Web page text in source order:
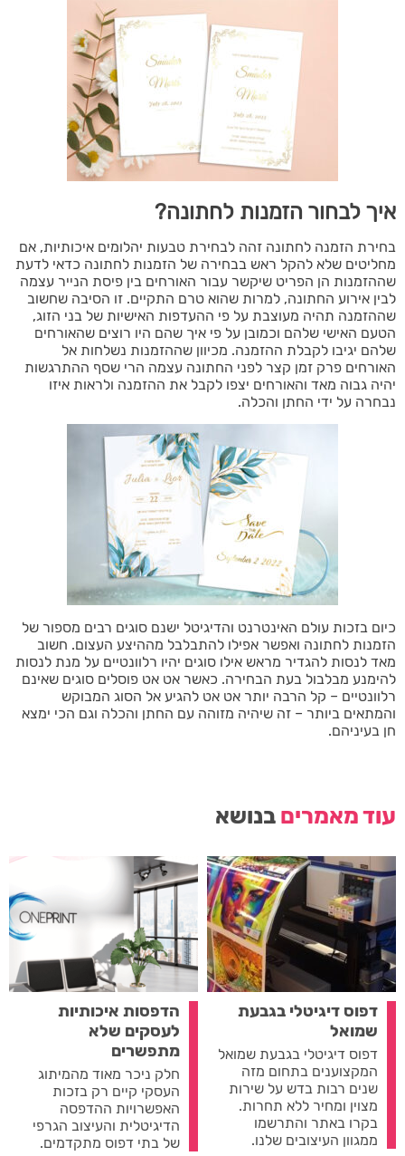
איך לבחור הזמנות לחתונה?
בחירת הזמנה לחתונה זהה לבחירת טבעות יהלומים איכותיות, אם
מחליטים שלא להקל ראש בבחירה של הזמנות לחתונה כדאי לדעת
שההזמנות הן הפריט שיקשר עבור האורחים בין פיסת הנייר עצמה
לבין אירוע החתונה, למרות שהוא טרם התקיים. זו הסיבה שחשוב
שההזמנה תהיה מעוצבת על פי ההעדפות האישיות של בני הזוג,
הטעם האישי שלהם וכמובן על פי איך שהם היו רוצים שהאורחים
שלהם יגיבו לקבלת ההזמנה. מכיוון שההזמנות נשלחות אל
האורחים פרק זמן קצר לפני החתונה עצמה הרי שסף ההתרגשות
יהיה גבוה מאד והאורחים יצפו לקבל את ההזמנה ולראות איזו
נבחרה על ידי החתן והכלה.
כיום בזכות עולם האינטרנט והדיגיטל ישנם סוגים רבים מספור של
הזמנות לחתונה ואפשר אפילו להתבלבל מההיצע העצום. חשוב
מאד לנסות להגדיר מראש אילו סוגים יהיו רלוונטיים על מנת לנסות
להימנע מבלבול בעת הבחירה. כאשר אט אט פוסלים סוגים שאינם
רלוונטיים – קל הרבה יותר אט אט להגיע אל הסוג המבוקש
והמתאים ביותר – זה שיהיה מזוהה עם החתן והכלה וגם הכי ימצא
חן בעיניהם.
עוד מאמרים בנושא
דפוס דיגיטלי בגבעת
שמואל
דפוס דיגיטלי בגבעת שמואל
המקצוענים בתחום מזה
שנים רבות בדש על שירות
מצוין ומחיר ללא תחרות.
בקרו באתר והתרשמו
ממגוון העיצובים שלנו.
הדפסות איכותיות
לעסקים שלא
מתפשרים
חלק ניכר מאוד מהמיתוג
העסקי קיים רק בזכות
האפשרויות ההדפסה
הדיגיטלית והעיצוב הגרפי
של בתי דפוס מתקדמים.